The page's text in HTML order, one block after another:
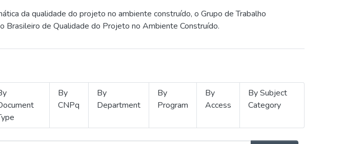
da qualidade do projeto no ambiente construído, o Grupo de Trabalho
de Qualidade do Projeto no Ambiente Construído.
By
CNPq
By
Department
By
Program
By
Access
By Subject
Category